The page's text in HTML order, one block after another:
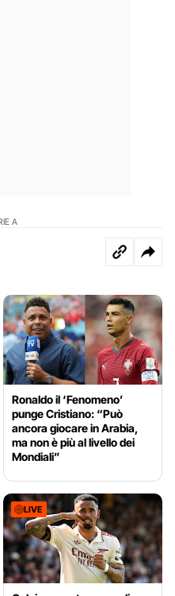
A
Ronaldo il ‘Fenomeno’
punge Cristiano: “Può
ancora giocare in Arabia,
ma non è più al livello dei
Mondiali”
LIVE